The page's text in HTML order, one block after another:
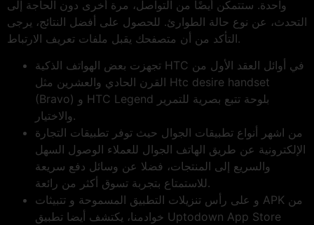
واحدة. ستتمكن أيضًا من التواصل، مرة أخرى دون الحاجة إلى
التحدث، عن نوع حالة الطوارئ. للحصول على أفضل النتائج، يرجى
التأكد من أن متصفحك يقبل ملفات تعريف الارتباط.
تجهزت بعض الهواتف الذكية HTC في أوائل العقد الأول من
القرن الحادي والعشرين مثل Htc desire handset
(Bravo) و HTC Legend بلوحة تتبع بصرية للتمرير
والاختيار.
من اشهر أنواع تطبيقات الجوال حيث توفر تطبيقات التجارة
الإلكترونية عن طريق الهاتف الجوال للعملاء الوصول السهل
والسريع إلى المنتجات، فضلا عن وسائل دفع سريعة
للاستمتاع بتجربة تسوق أكثر من رائعة.
و على رأس تنزيلات التطبيق المسموحة و تتبيثات APK من
خوادمنا، يكتشف أيضا تطبيق Uptodown App Store